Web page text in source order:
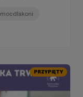
PRZYPIĘTY